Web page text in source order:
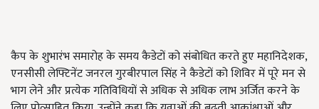
कैप के शुभारंभ समारोह के समय कैडेटों को संबोधित करते हुए महानिदेशक,
एनसीसी लेफ्टिनेंट जनरल गुरबीरपाल सिंह ने कैडेटों को शिविर में पूरे मन से
भाग लेने और प्रत्येक गतिविधियों से अधिक से अधिक लाभ अर्जित करने के